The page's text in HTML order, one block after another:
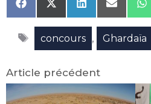
Share
on
Facebook
Share
on
X
(Twitter)
Share
on
LinkedIn
Share
on
Email
Étiquettes
concours , Ghardaïa
Article précédent